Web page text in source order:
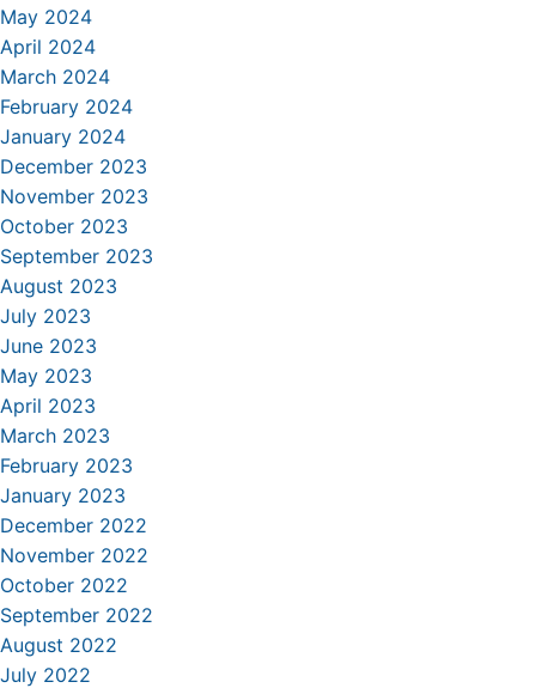
May 2024
April 2024
March 2024
February 2024
January 2024
December 2023
November 2023
October 2023
September 2023
August 2023
July 2023
June 2023
May 2023
April 2023
March 2023
February 2023
January 2023
December 2022
November 2022
October 2022
September 2022
August 2022
July 2022